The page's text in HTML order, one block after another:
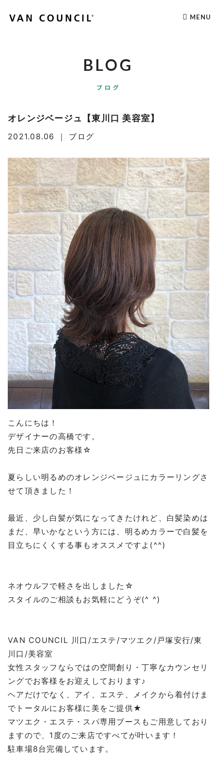
MENU
BLOG
ブログ
オレンジベージュ【東川口 美容室】
2021.08.06 ｜ ブログ
こんにちは！
デザイナーの高橋です。
先日ご来店のお客様☆
夏らしい明るめのオレンジベージュにカラーリングさ
せて頂きました！
最近、少し白髪が気になってきたけれど、白髪染めは
まだ、早いかなという方には、明るめカラーで白髪を
目立ちにくくする事もオススメですよ(^^)
ネオウルフで軽さを出しました☆
スタイルのご相談もお気軽にどうぞ(^ ^)
VAN COUNCIL 川口/エステ/マツエク/戸塚安行/東
川口/美容室
女性スタッフならではの空間創り・丁寧なカウンセリ
ングでお客様をお迎えしております♪
ヘアだけでなく、アイ、エステ、メイクから着付けま
でトータルにお客様に美をご提供★
マツエク・エステ・スパ専用ブースもご用意しており
ますので、1度のご来店ですべてが叶います！
駐車場8台完備しています。